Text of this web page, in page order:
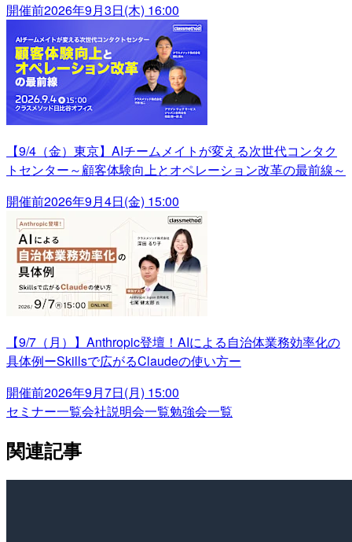
開催前2026年9月3日(木) 16:00
【9/4（金）東京】AIチームメイトが変える次世代コンタク
トセンター～顧客体験向上とオペレーション改革の最前線～
開催前2026年9月4日(金) 15:00
【9/7（月）】Anthropic登壇！AIによる自治体業務効率化の
具体例ーSkillsで広がるClaudeの使い方ー
開催前2026年9月7日(月) 15:00
セミナー一覧会社説明会一覧勉強会一覧
関連記事